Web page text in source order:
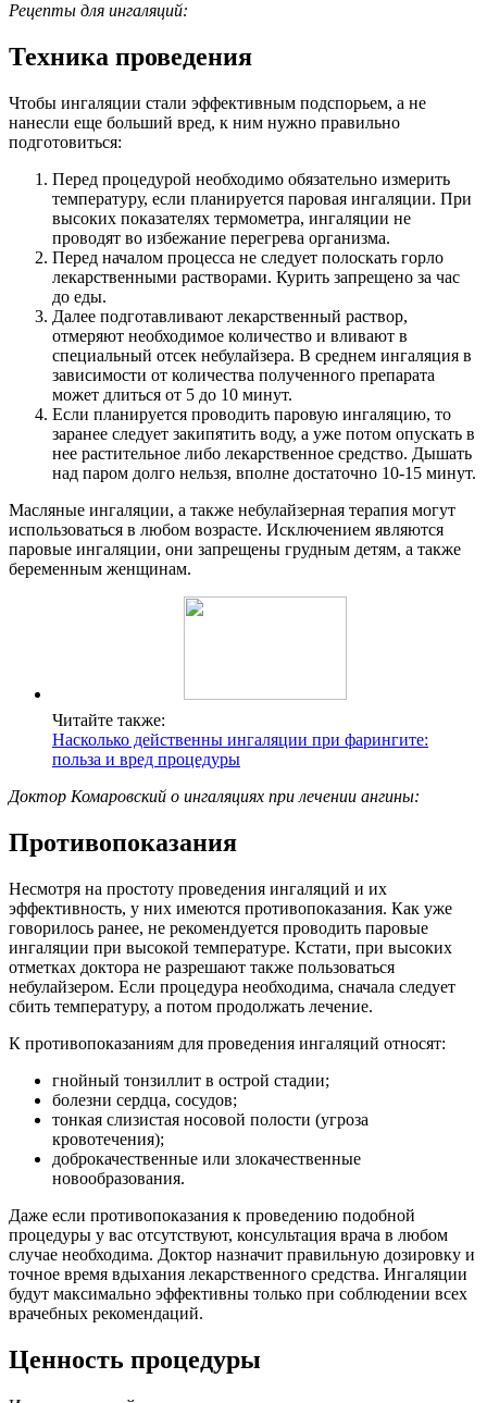
Рецепты для ингаляций:
Техника проведения
Чтобы ингаляции стали эффективным подспорьем, а не
нанесли еще больший вред, к ним нужно правильно
подготовиться:
Перед процедурой необходимо обязательно измерить
температуру, если планируется паровая ингаляции. При
высоких показателях термометра, ингаляции не
проводят во избежание перегрева организма.
Перед началом процесса не следует полоскать горло
лекарственными растворами. Курить запрещено за час
до еды.
Далее подготавливают лекарственный раствор,
отмеряют необходимое количество и вливают в
специальный отсек небулайзера. В среднем ингаляция в
зависимости от количества полученного препарата
может длиться от 5 до 10 минут.
Если планируется проводить паровую ингаляцию, то
заранее следует закипятить воду, а уже потом опускать в
нее растительное либо лекарственное средство. Дышать
над паром долго нельзя, вполне достаточно 10-15 минут.
Масляные ингаляции, а также небулайзерная терапия могут
использоваться в любом возрасте. Исключением являются
паровые ингаляции, они запрещены грудным детям, а также
беременным женщинам.
Читайте также:
Насколько действенны ингаляции при фарингите:
польза и вред процедуры
Доктор Комаровский о ингаляциях при лечении ангины:
Противопоказания
Несмотря на простоту проведения ингаляций и их
эффективность, у них имеются противопоказания. Как уже
говорилось ранее, не рекомендуется проводить паровые
ингаляции при высокой температуре. Кстати, при высоких
отметках доктора не разрешают также пользоваться
небулайзером. Если процедура необходима, сначала следует
сбить температуру, а потом продолжать лечение.
К противопоказаниям для проведения ингаляций относят:
гнойный тонзиллит в острой стадии;
болезни сердца, сосудов;
тонкая слизистая носовой полости (угроза
кровотечения);
доброкачественные или злокачественные
новообразования.
Даже если противопоказания к проведению подобной
процедуры у вас отсутствуют, консультация врача в любом
случае необходима. Доктор назначит правильную дозировку и
точное время вдыхания лекарственного средства. Ингаляции
будут максимально эффективны только при соблюдении всех
врачебных рекомендаций.
Ценность процедуры